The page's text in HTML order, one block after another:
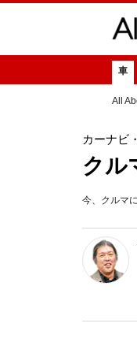
車
All
カーナビ
クル
今、クルマ